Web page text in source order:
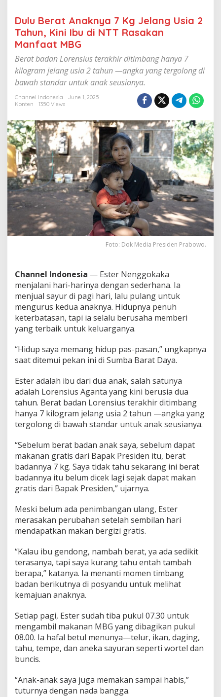
e
l
a
n
g
U
s
i
2
a
u
n
,
K
i
n
i
I
b
u
d
i
R
a
s
a
k
a
n
M
n
f
a
t
M
B
G
Dulu Berat Anaknya 7 Kg Jelang Usia 2
Tahun, Kini Ibu di NTT Rasakan
Manfaat MBG
Berat badan Lorensius terakhir ditimbang hanya 7
kilogram jelang usia 2 tahun —angka yang tergolong di
bawah standar untuk anak seusianya.
Channel Indonesia
June 1, 2025
Konten
1350 Views
Foto: Dok Media Presiden Prabowo.
Channel Indonesia — Ester Nenggokaka
menjalani hari-harinya dengan sederhana. Ia
menjual sayur di pagi hari, lalu pulang untuk
mengurus kedua anaknya. Hidupnya penuh
keterbatasan, tapi ia selalu berusaha memberi
yang terbaik untuk keluarganya.
“Hidup saya memang hidup pas-pasan,” ungkapnya
saat ditemui pekan ini di Sumba Barat Daya.
Ester adalah ibu dari dua anak, salah satunya
adalah Lorensius Aganta yang kini berusia dua
tahun. Berat badan Lorensius terakhir ditimbang
hanya 7 kilogram jelang usia 2 tahun —angka yang
tergolong di bawah standar untuk anak seusianya.
“Sebelum berat badan anak saya, sebelum dapat
makanan gratis dari Bapak Presiden itu, berat
badannya 7 kg. Saya tidak tahu sekarang ini berat
badannya itu belum dicek lagi sejak dapat makan
gratis dari Bapak Presiden,” ujarnya.
Meski belum ada penimbangan ulang, Ester
merasakan perubahan setelah sembilan hari
mendapatkan makan bergizi gratis.
“Kalau ibu gendong, nambah berat, ya ada sedikit
terasanya, tapi saya kurang tahu entah tambah
berapa,” katanya. Ia menanti momen timbang
badan berikutnya di posyandu untuk melihat
kemajuan anaknya.
Setiap pagi, Ester sudah tiba pukul 07.30 untuk
mengambil makanan MBG yang dibagikan pukul
08.00. Ia hafal betul menunya—telur, ikan, daging,
tahu, tempe, dan aneka sayuran seperti wortel dan
buncis.
“Anak-anak saya juga memakan sampai habis,”
tuturnya dengan nada bangga.